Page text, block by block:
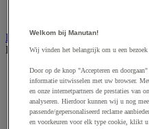
Elektrische toebehoren en
Bekijk de hele productgroep
Accessoires voor
Batterij, oplader en kabel
Elektrische kabel
Elektrische uitrusting
Verlengsnoer, stekkerdoos
Welkom bij Manutan!
Wij vinden het belangrijk om u een bezoek
Door op de knop "Accepteren en
informatie uitwisselen met uw browser.
en onze internetpartners de prestaties van
analyseren. Hierdoor kunnen wij u nog
passende/gepersonaliseerd reclame
en voorkeuren voor elk type cookie, klikt